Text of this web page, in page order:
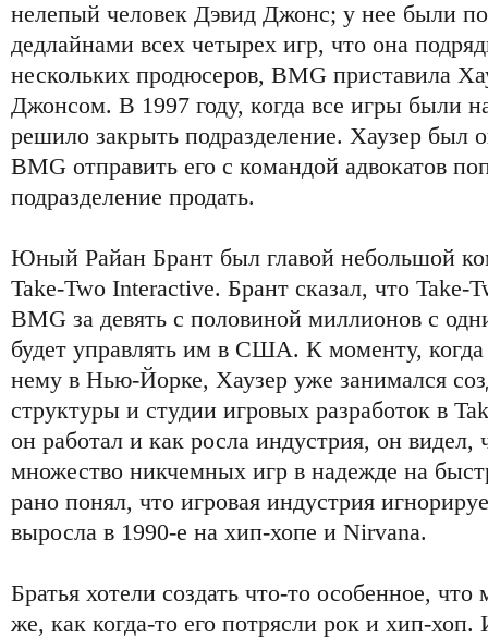
нелепый человек Дэвид Джонс; у нее были
дедлайнами всех четырех игр, что она
нескольких продюсеров, BMG приставила
Джонсом. В 1997 году, когда все игры были
решило закрыть подразделение. Хаузер был
BMG отправить его с командой адвокатов
подразделение продать.
Юный Райан Брант был главой небольшой
Take-Two Interactive. Брант сказал, что Take-
BMG за девять с половиной миллионов с
будет управлять им в США. К моменту, когда
нему в Нью-Йорке, Хаузер уже занимался
структуры и студии игровых разработок в
он работал и как росла индустрия, он
множество никчемных игр в надежде на
рано понял, что игровая индустрия
выросла в 1990-е на хип-хопе и Nirvana.
Братья хотели создать что-то особенное,
же, как когда-то его потрясли рок и хип-